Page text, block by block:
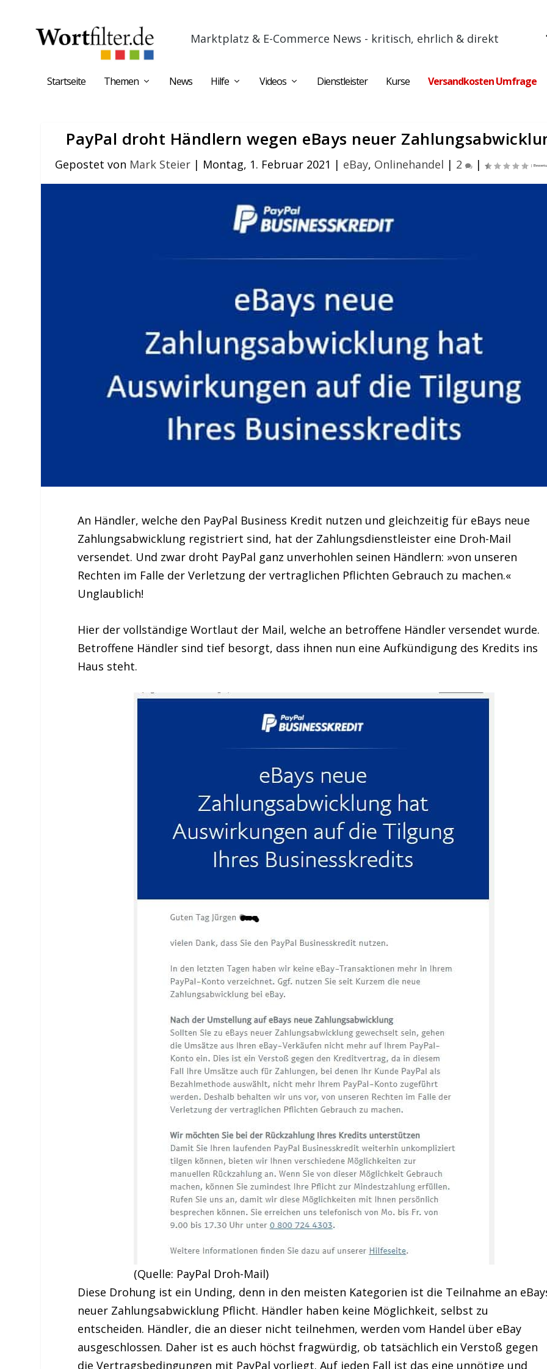
Marktplatz & E-Commerce News - kritisch, ehrlich & direkt
Startseite Themen News Hilfe Videos Dienstleister Kurse Versandkosten Umfrage
PayPal droht Händlern wegen eBays neuer
Gepostet von Mark Steier| Montag, 1. Februar 2021 | eBay, Onlinehandel | 2 |
An Händler, welche den PayPal Business Kredit nutzen und gleichzeitig für eBays neue
Zahlungsabwicklung registriert sind, hat der Zahlungsdienstleister eine Droh-Mail
versendet. Und zwar droht PayPal ganz unverhohlen seinen Händlern: »von unseren
Rechten im Falle der Verletzung der vertraglichen Pflichten Gebrauch zu machen.«
Unglaublich!
Hier der vollständige Wortlaut der Mail, welche an betroffene Händler versendet wurde.
Betroffene Händler sind tief besorgt, dass ihnen nun eine Aufkündigung des Kredits ins
Haus steht.
(Quelle: PayPal Droh-Mail)
Diese Drohung ist ein Unding, denn in den meisten Kategorien ist die Teilnahme an
neuer Zahlungsabwicklung Pflicht. Händler haben keine Möglichkeit, selbst zu
entscheiden. Händler, die an dieser nicht teilnehmen, werden vom Handel über eBay
ausgeschlossen. Daher ist es auch höchst fragwürdig, ob tatsächlich ein Verstoß gegen
die Vertragsbedingungen mit PayPal vorliegt. Auf jeden Fall ist das eine unnötige und